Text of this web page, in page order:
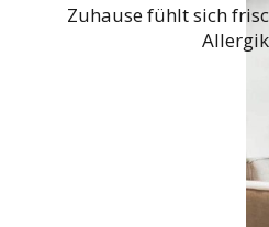
Zuhause fühlt sich